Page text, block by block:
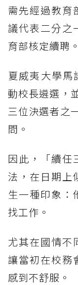
需先經過教育
議代表二分之
育部核定續聘。
夏威夷大學馬
動校長遴選，
三位決選者之
問。
因此，「續任
法，在日期上
生一種印象：
找工作。
尤其在國情不
讓當初在校務
感到不舒服。